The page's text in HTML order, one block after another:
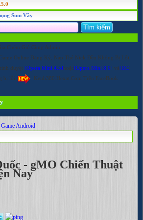
Sum Vầy
Chém Gió Cùng Admin.
Online Đăng Ký, Nạp Thẻ Nick Đều Không Bị Lỗi.
duyệt [Opera Mini 4.5] hoặc[Opera Mini 8.0] và[UC
bị lỗi. Kenh380.Hexat.Com Trên FaceBook
Game Android
- gMO Chiến Thuật
Nay